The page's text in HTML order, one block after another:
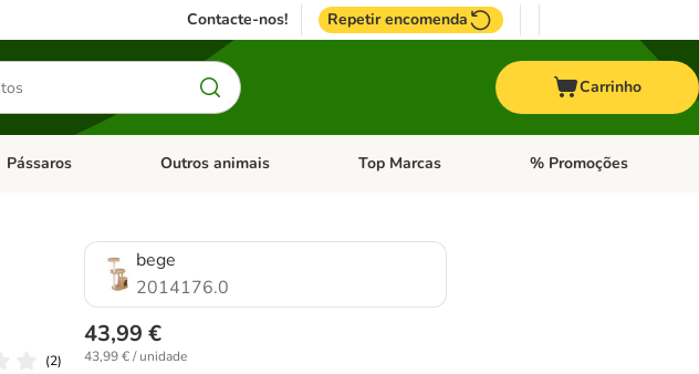
Contacte-nos! Repetir encomenda
Carrinho
Abrir menu de categoria: Roedores
Pássaros Abrir menu de categoria: Pássaros
Outros animais Abrir menu de categoria: Outros animais
Top Marcas Abrir menu de categoria:
% Promoções
(2)
bege
2014176.0
43,99 €
43,99 € / unidade